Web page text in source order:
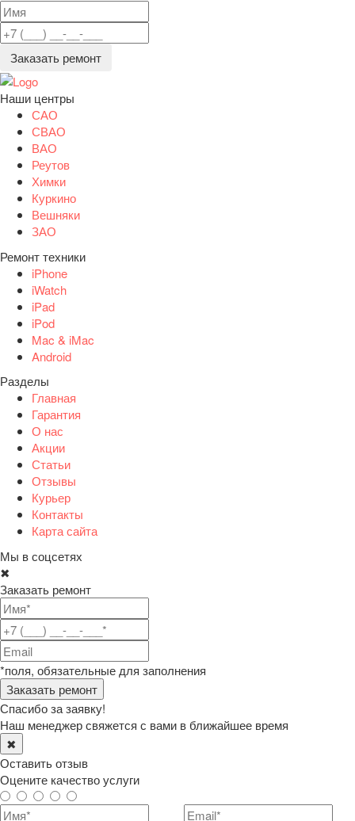
Заказать ремонт
Наши центры
САО
СВАО
ВАО
Реутов
Химки
Куркино
Вешняки
ЗАО
Ремонт техники
iPhone
iWatch
iPad
iPod
Mac & iMac
Android
Разделы
Главная
Гарантия
О нас
Акции
Статьи
Отзывы
Курьер
Контакты
Карта сайта
Мы в соцсетях
✖
Заказать ремонт
*поля, обязательные для заполнения
Спасибо за заявку!
Наш менеджер свяжется с вами в ближайшее время
✖
Оставить отзыв
Оцените качество услуги